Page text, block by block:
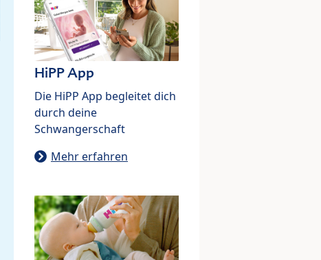
HiPP App
Die HiPP App begleitet dich
durch deine
Schwangerschaft
Mehr erfahren